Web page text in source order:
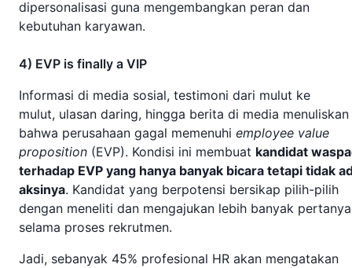
dipersonalisasi guna mengembangkan peran dan
kebutuhan karyawan.
4) EVP is finally a VIP
Informasi di media sosial, testimoni dari mulut ke
mulut, ulasan daring, hingga berita di media menuliskan
bahwa perusahaan gagal memenuhi employee value
proposition (EVP). Kondisi ini membuat kandidat
terhadap EVP yang hanya banyak bicara tetapi tidak
aksinya. Kandidat yang berpotensi bersikap pilih-pilih
dengan meneliti dan mengajukan lebih banyak
selama proses rekrutmen.
Jadi, sebanyak 45% profesional HR akan mengatakan